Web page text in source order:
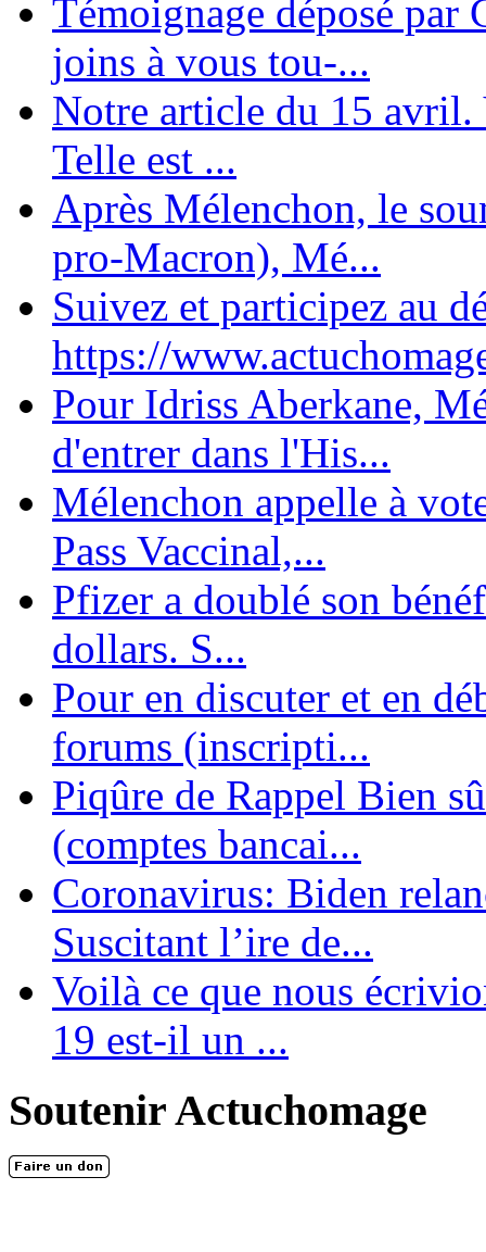
Témoignage déposé par
joins à vous tou-...
Notre article du 15 avril.
Telle est ...
Après Mélenchon, le
pro-Macron), Mé...
Suivez et participez au
https://
Pour Idriss Aberkane,
d'entrer dans l'His...
Mélenchon appelle à
Pass Vaccinal,...
Pfizer a doublé son
dollars. S...
Pour en discuter et en
forums (inscripti...
Piqûre de Rappel Bien
(comptes bancai...
Coronavirus: Biden
Suscitant l’ire de...
Voilà ce que nous
19 est-il un ...
Soutenir Actuchomage